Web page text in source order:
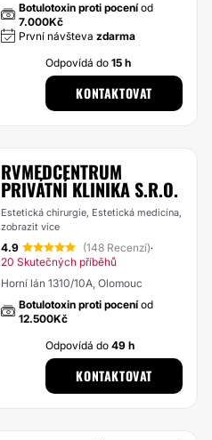
Botulotoxin proti poceníod
7.000Kč
První návšteva zdarma
Odpovídá do15 h
KONTAKTOVAT
RVMEDCENTRUM
PRIVÁTNÍ KLINIKA S.R.O.
Estetická chirurgie, Estetická medicína,
zobrazit více
4.9 (148 Recenzí)·
20 Skutečných příběhů
Horní lán 1310/10A, Olomouc
Botulotoxin proti poceníod
12.500Kč
Odpovídá do49 h
KONTAKTOVAT